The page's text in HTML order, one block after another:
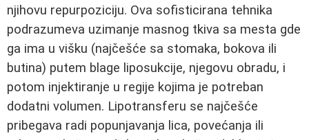
njihovu repurpoziciju. Ova sofisticirana tehnika
podrazumeva uzimanje masnog tkiva sa mesta gde
ga ima u višku (najčešće sa stomaka, bokova ili
butina) putem blage liposukcije, njegovu obradu, i
potom injektiranje u regije kojima je potreban
dodatni volumen. Lipotransferu se najčešće
pribegava radi popunjavanja lica, povećanja ili